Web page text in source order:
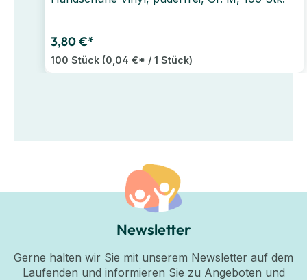
3,80 €*
100 Stück (0,04 €* / 1 Stück)
Newsletter
Gerne halten wir Sie mit unserem Newsletter auf dem
Laufenden und informieren Sie zu Angeboten und